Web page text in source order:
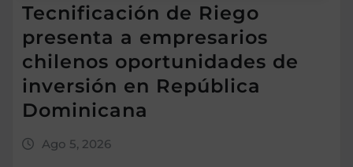
Tecnificación de Riego
presenta a empresarios
chilenos oportunidades de
inversión en República
Dominicana
Ago 5, 2026